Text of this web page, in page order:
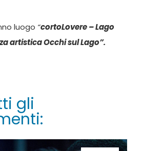
luogo “cortoLovere – Lago
artistica Occhi sul Lago”.
gli